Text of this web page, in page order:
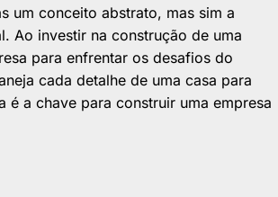
um conceito abstrato, mas sim a
Ao investir na construção de uma
para enfrentar os desafios do
cada detalhe de uma casa para
a chave para construir uma empresa